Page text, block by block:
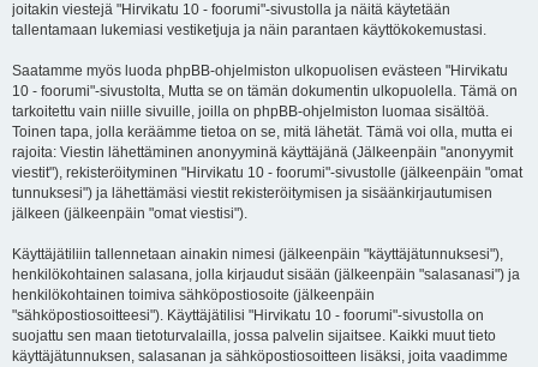
joitakin viestejä "Hirvikatu 10 - foorumi"-sivustolla ja näitä käytetään
tallentamaan lukemiasi vestiketjuja ja näin parantaen käyttökokemustasi.
Saatamme myös luoda phpBB-ohjelmiston ulkopuolisen evästeen "Hirvikatu
10 - foorumi"-sivustolta, Mutta se on tämän dokumentin ulkopuolella. Tämä on
tarkoitettu vain niille sivuille, joilla on phpBB-ohjelmiston luomaa sisältöä.
Toinen tapa, jolla keräämme tietoa on se, mitä lähetät. Tämä voi olla, mutta ei
rajoita: Viestin lähettäminen anonyyminä käyttäjänä (Jälkeenpäin "anonyymit
viestit"), rekisteröityminen "Hirvikatu 10 - foorumi"-sivustolle (jälkeenpäin "omat
tunnuksesi") ja lähettämäsi viestit rekisteröitymisen ja sisäänkirjautumisen
jälkeen (jälkeenpäin "omat viestisi").
Käyttäjätiliin tallennetaan ainakin nimesi (jälkeenpäin "käyttäjätunnuksesi"),
henkilökohtainen salasana, jolla kirjaudut sisään (jälkeenpäin "salasanasi") ja
henkilökohtainen toimiva sähköpostiosoite (jälkeenpäin
"sähköpostiosoitteesi"). Käyttäjätilisi "Hirvikatu 10 - foorumi"-sivustolla on
suojattu sen maan tietoturvalailla, jossa palvelin sijaitsee. Kaikki muut tieto
käyttäjätunnuksen, salasanan ja sähköpostiosoitteen lisäksi, joita vaadimme